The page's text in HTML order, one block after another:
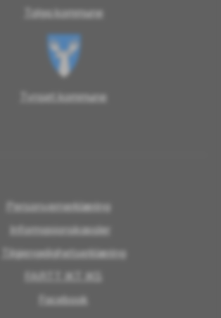
Tolga kommune
Tynset kommune
Personvernerklæring
Informasjonskapsler
Tilgjengelighetserklæring
FARTT IKT IKS
Facebook